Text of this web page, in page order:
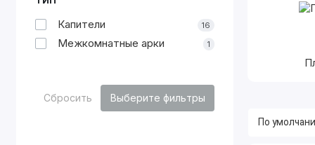
Капители 16
Межкомнатные арки 1
Сбросить Выберите фильтры